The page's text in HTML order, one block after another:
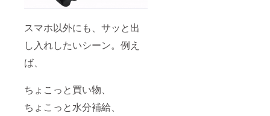
スマホ以外にも、サッと出
し入れしたいシーン。例え
ば、
ちょこっと買い物、
ちょこっと水分補給、